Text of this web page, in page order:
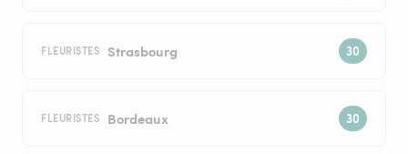
FLEURISTES Strasbourg
FLEURISTES Bordeaux